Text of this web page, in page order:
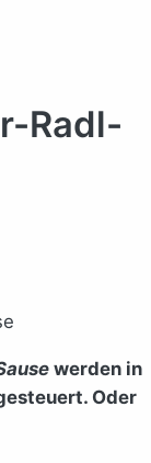
Radl-
werden in
Oder